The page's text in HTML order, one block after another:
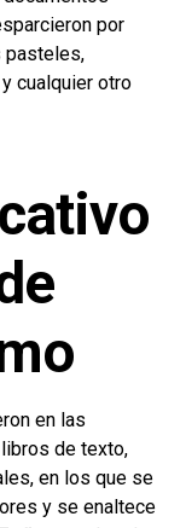
por
pasteles,
cualquier otro
en las
de texto,
en los que se
y se enaltece